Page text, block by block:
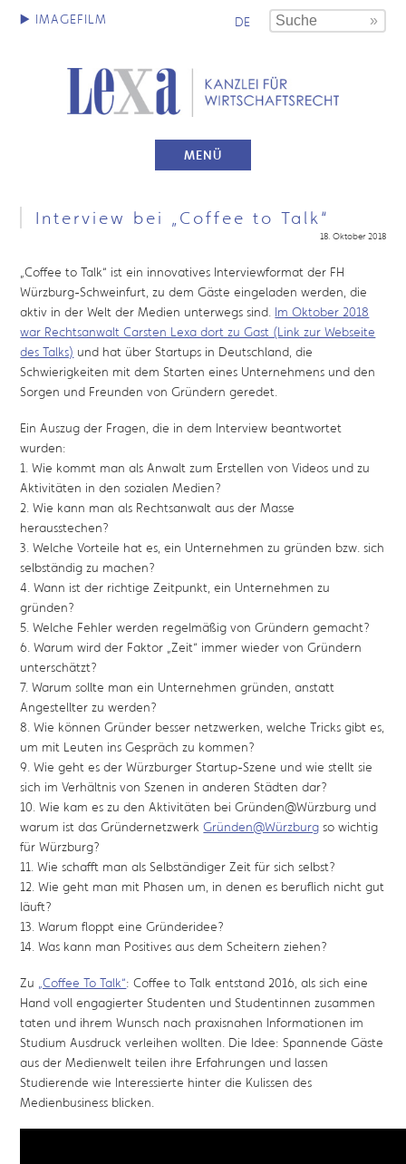
DE
MENÜ
Interview bei „Coffee to Talk“
18. Oktober 2018
„Coffee to Talk“ ist ein innovatives Interviewformat der FH
Würzburg-Schweinfurt, zu dem Gäste eingeladen werden, die
aktiv in der Welt der Medien unterwegs sind. Im Oktober 2018
war Rechtsanwalt Carsten Lexa dort zu Gast (Link zur Webseite
des Talks) und hat über Startups in Deutschland, die
Schwierigkeiten mit dem Starten eines Unternehmens und den
Sorgen und Freunden von Gründern geredet.
Ein Auszug der Fragen, die in dem Interview beantwortet
wurden:
1. Wie kommt man als Anwalt zum Erstellen von Videos und zu
Aktivitäten in den sozialen Medien?
2. Wie kann man als Rechtsanwalt aus der Masse
herausstechen?
3. Welche Vorteile hat es, ein Unternehmen zu gründen bzw. sich
selbständig zu machen?
4. Wann ist der richtige Zeitpunkt, ein Unternehmen zu
gründen?
5. Welche Fehler werden regelmäßig von Gründern gemacht?
6. Warum wird der Faktor „Zeit“ immer wieder von Gründern
unterschätzt?
7. Warum sollte man ein Unternehmen gründen, anstatt
Angestellter zu werden?
8. Wie können Gründer besser netzwerken, welche Tricks gibt es,
um mit Leuten ins Gespräch zu kommen?
9. Wie geht es der Würzburger Startup-Szene und wie stellt sie
sich im Verhältnis von Szenen in anderen Städten dar?
10. Wie kam es zu den Aktivitäten bei Gründen@Würzburg und
warum ist das GründernetzwerkGründen@Würzburg so wichtig
für Würzburg?
11. Wie schafft man als Selbständiger Zeit für sich selbst?
12. Wie geht man mit Phasen um, in denen es beruflich nicht gut
läuft?
13. Warum floppt eine Gründeridee?
14. Was kann man Positives aus dem Scheitern ziehen?
Zu „Coffee To Talk“: Coffee to Talk entstand 2016, als sich eine
Hand voll engagierter Studenten und Studentinnen zusammen
taten und ihrem Wunsch nach praxisnahen Informationen im
Studium Ausdruck verleihen wollten. Die Idee: Spannende Gäste
aus der Medienwelt teilen ihre Erfahrungen und lassen
Studierende wie Interessierte hinter die Kulissen des
Medienbusiness blicken.